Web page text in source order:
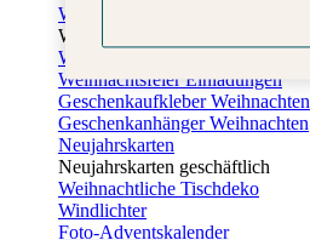
Weihnachtskarten
Weihnachtskarten selbst gestalten
Weihnachtskarten geschäftlich
Weihnachtsfeier Einladungen
Geschenkaufkleber Weihnachten
Geschenkanhänger Weihnachten
Neujahrskarten
Neujahrskarten geschäftlich
Weihnachtliche Tischdeko
Windlichter
Foto-Adventskalender